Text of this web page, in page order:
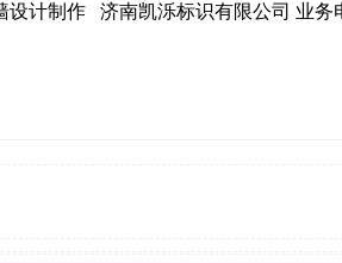
设计制作 济南凯泺标识有限公司 业务